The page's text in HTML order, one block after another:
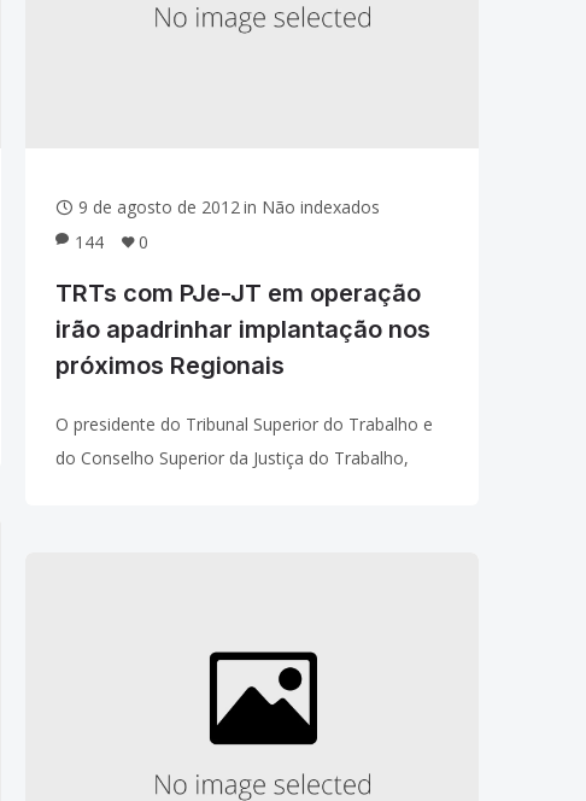
9 de agosto de 2012 in Não indexados
144
0
TRTs com PJe-JT em operação
irão apadrinhar implantação nos
próximos Regionais
O presidente do Tribunal Superior do Trabalho e
do Conselho Superior da Justiça do Trabalho,